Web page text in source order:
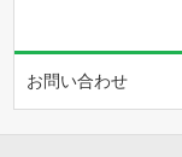
お問い合わせ